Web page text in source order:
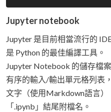
Jupyter notebook
Jupyter 是目前相當流行的
是 Python 的最佳編譯工具。
Jupyter Notebook 的儲存檔
有序的輸入/輸出單元格列表
文字（使用Markdown語言）
「.ipynb」結尾附檔名。